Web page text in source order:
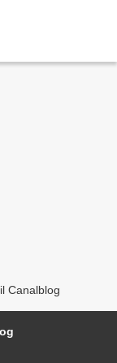
Canalblog